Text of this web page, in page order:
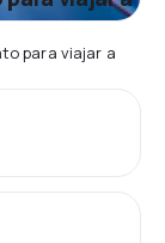
para viajar a